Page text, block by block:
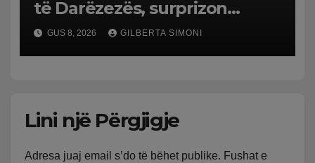
të Darëzezës, surprizon
pushuesit dhe banorët
GUS 8, 2026 GILBERTA SIMONI
Lini një Përgjigje
Adresa juaj email s’do të bëhet publike. Fushat e